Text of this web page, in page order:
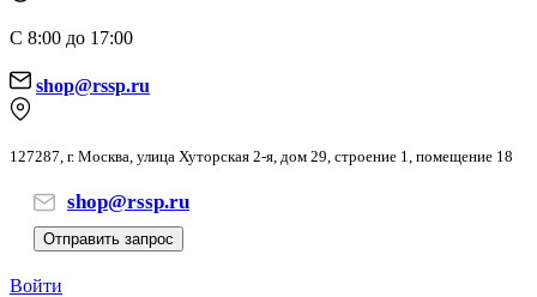
С 8:00 до 17:00
shop@rssp.ru
127287, г. Москва, улица Хуторская 2-я, дом 29, строение 1, помещение 18
shop@rssp.ru
Отправить запрос
Войти